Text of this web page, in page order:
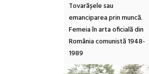
Tovarășele sau
emanciparea prin muncă.
Femeia în arta oficială din
România comunistă 1948-
1989